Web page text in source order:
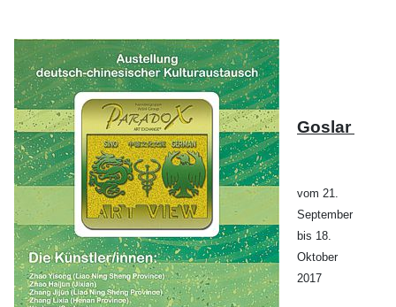
Goslar
vom 21.
September
bis 18.
Oktober
2017